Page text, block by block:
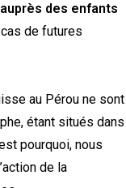
des enfants
de futures
au Pérou ne sont
étant situés dans
pourquoi, nous
de la